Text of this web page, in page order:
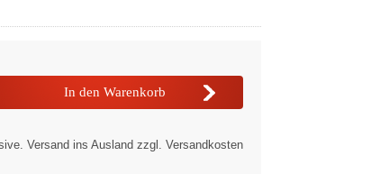
Versand ins Ausland zzgl. Versandkosten